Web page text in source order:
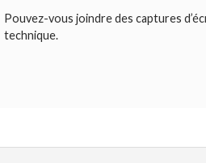
Pouvez-vous joindre des captures
technique.